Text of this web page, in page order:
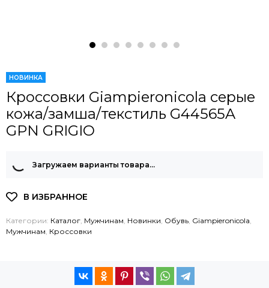
НОВИНКА
Кроссовки Giampieronicola серые
кожа/замша/текстиль G44565A
GPN GRIGIO
Загружаем варианты товара…
Категории: Каталог, Мужчинам, Новинки, Обувь, Giampieronicola,
Мужчинам, Кроссовки